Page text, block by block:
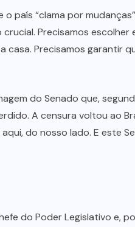
país “clama por
Precisamos
casa. Precisamos garantir
do Senado que,
A censura voltou ao
do nosso lado. E este
do Poder Legislativo e,